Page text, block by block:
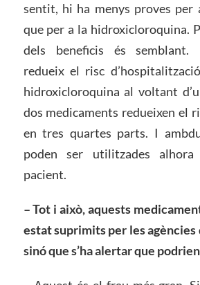
sentit, hi ha menys proves per
que per a la hidroxicloroquina.
dels beneficis és semblant.
redueix el risc
hidroxicloroquina al voltant
dos medicaments redueixen el
en tres quartes parts. I
poden ser utilitzades
pacient.
– Tot i això, aquests
estatsuprimits per les agències
sinó ques’ha alertar que